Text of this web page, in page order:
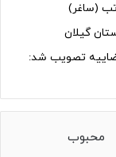
(ساغر)
گیلان
قضاییه تصویب شد:
محبوب